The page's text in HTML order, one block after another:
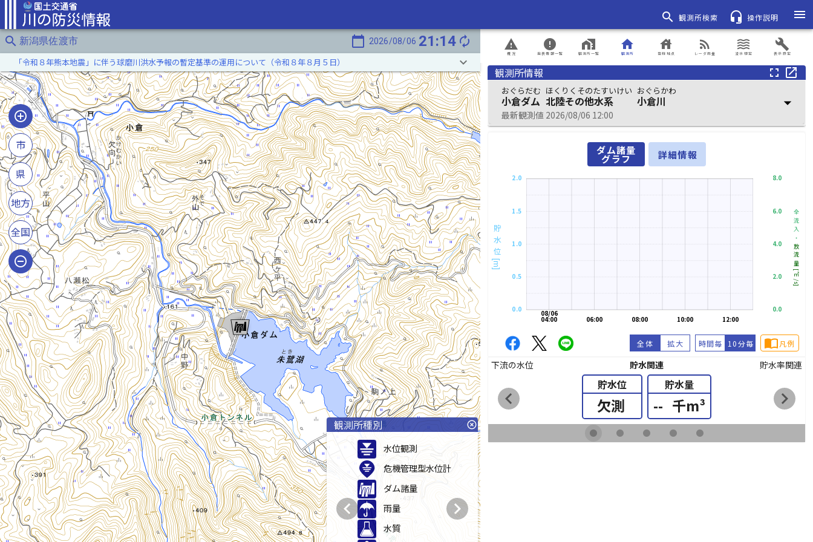
search 観測所検索 headset_mic 操作説明
menu
search 新潟県佐渡市 calendar_today 2026/08/06 21:14 autorenew
「令和８年熊本地震」に伴う球磨川洪水予報の暫定基準の運用について（令和８年８月５日） keyboard_arrow_down
市
県
地方
全国
観測所種別 highlight_off
水位観測
危機管理型水位計
ダム諸量
雨量
水質
chevron_left chevron_right
概況
report_problem
発表情報一覧
error
観測所一覧
home_work
観測所
home
登録地点
house
レーダ雨量
rss_feed
浸水想定
waves
表示設定
build
観測所情報
fullscreen open_in_new
おぐらだむ
小倉ダム
ほくりくそのたすいけい
北陸その他水系
おぐらかわ
小倉川
最新観測値 2026/08/06 12:00
arrow_drop_down
ダム諸量
グラフ 詳細情報
0.0
0.5
1.0
1.5
2.0
貯水位[m]
12:00
10:00
08:00
06:00
08/06
04:00
0.0
2.0
4.0
6.0
8.0
全流入・
放流量
[㎥/s]
全体 拡大 時間毎 10分毎 import_contacts凡例
下流の水位 貯水関連 貯水率関連
貯水位
欠測
貯水量
-- 千m³
chevron_left chevron_right
fiber_manual_record fiber_manual_record fiber_manual_record fiber_manual_record fiber_manual_record